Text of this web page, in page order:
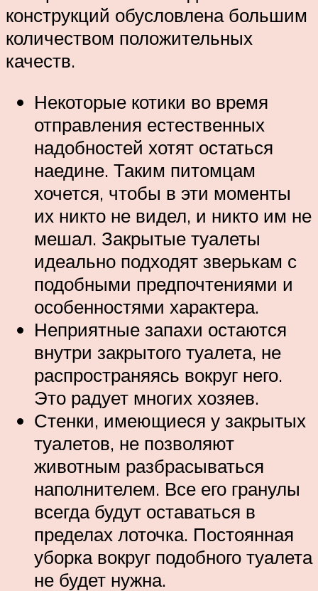
конструкций обусловлена большим
количеством положительных
качеств.
Некоторые котики во время
отправления естественных
надобностей хотят остаться
наедине. Таким питомцам
хочется, чтобы в эти моменты
их никто не видел, и никто им не
мешал. Закрытые туалеты
идеально подходят зверькам с
подобными предпочтениями и
особенностями характера.
Неприятные запахи остаются
внутри закрытого туалета, не
распространяясь вокруг него.
Это радует многих хозяев.
Стенки, имеющиеся у закрытых
туалетов, не позволяют
животным разбрасываться
наполнителем. Все его гранулы
всегда будут оставаться в
пределах лоточка. Постоянная
уборка вокруг подобного туалета
не будет нужна.